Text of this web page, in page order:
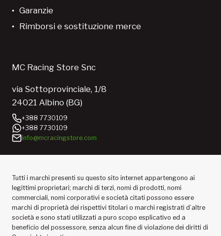
Garanzie
Rimborsi e sostituzione merce
MC Racing Store Snc
via Sottoprovinciale, 1/8
24021 Albino (BG)
+388 7730109
+388 7730109
info@mcracingstore.com
Tutti i marchi presenti su questo sito internet appartengono ai
legittimi proprietari; marchi di terzi, nomi di prodotti, nomi
commerciali, nomi corporativi e società citati possono essere
marchi di proprietà dei rispettivi titolari o marchi registrati d’altre
società e sono stati utilizzati a puro scopo esplicativo ed a
beneficio del possessore, senza alcun fine di violazione dei diritti di